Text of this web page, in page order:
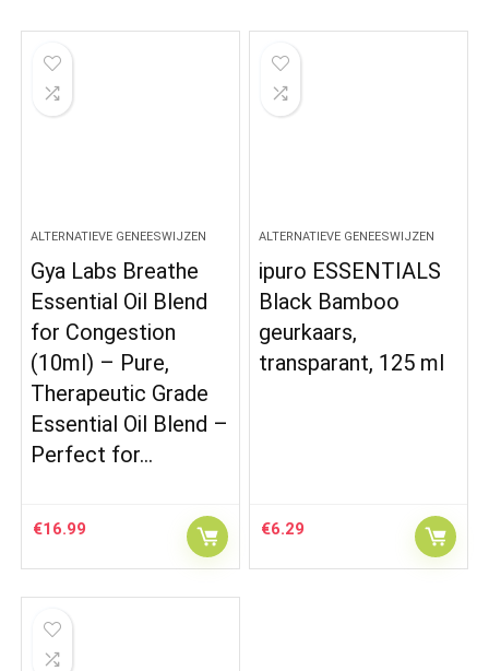
ALTERNATIEVE GENEESWIJZEN
Gya Labs Breathe
Essential Oil Blend
for Congestion
(10ml) – Pure,
Therapeutic Grade
Essential Oil Blend –
Perfect for…
€16.99
ALTERNATIEVE GENEESWIJZEN
ipuro ESSENTIALS
Black Bamboo
geurkaars,
transparant, 125 ml
€6.29